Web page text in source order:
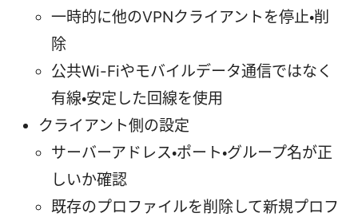
一時的に他のVPNクライアントを停止・削
除
公共Wi-Fiやモバイルデータ通信ではなく
有線・安定した回線を使用
クライアント側の設定
サーバーアドレス・ポート・グループ名が正
しいか確認
既存のプロファイルを削除して新規プロフ